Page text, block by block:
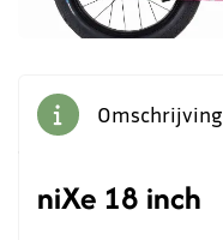
Omschrijving
niXe 18 inch